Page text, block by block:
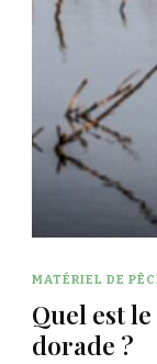
MATÉRIEL DE
Quel est
dorade ?